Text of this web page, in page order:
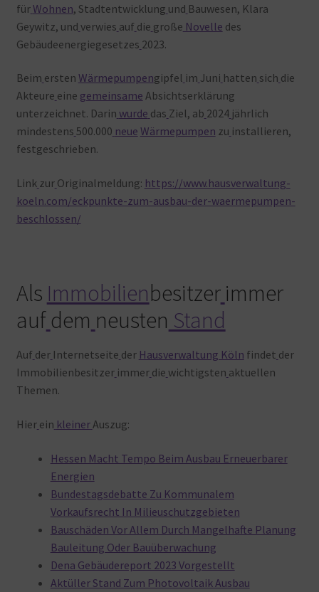
fürWohnen, Stadtentwicklung und Bauwesen, Klara
Geywitz, und verwies auf die große Novelle des
Gebäudeenergiegesetzes 2023.
Beim ersten Wärmepumpengipfel im Juni hatten sich die
Akteure eine gemeinsame Absichtserklärung
unterzeichnet. Darin wurde das Ziel, ab 2024 jährlich
mindestens 500.000 neue Wärmepumpen zu installieren,
festgeschrieben.
Link zur Originalmeldung: https://www.hausverwaltung-
koeln.com/eckpunkte-zum-ausbau-der-waermepumpen-
beschlossen/
Als Immobilienbesitzer immer
auf dem neusten Stand
Auf der Internetseite der Hausverwaltung Köln findet der
Immobilienbesitzer immer die wichtigsten aktuellen
Themen.
Hier ein kleinerAuszug:
Hessen Macht Tempo Beim Ausbau Erneuerbarer
Energien
Bundestagsdebatte Zu Kommunalem
Vorkaufsrecht In Milieuschutzgebieten
Bauschäden Vor Allem Durch Mangelhafte Planung
Bauleitung Oder Bauüberwachung
Dena Gebäudereport 2023 Vorgestellt
Aktüller Stand Zum Photovoltaik Ausbau